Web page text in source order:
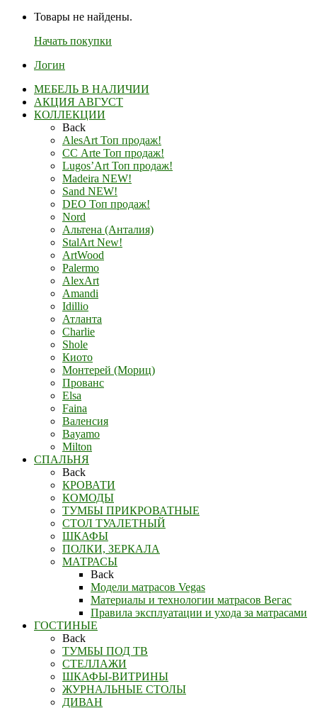
Товары не найдены.
Начать покупки
Логин
МЕБЕЛЬ В НАЛИЧИИ
АКЦИЯ АВГУСТ
КОЛЛЕКЦИИ
Back
AlesArt Топ продаж!
СС Arte Топ продаж!
Lugos’Art Топ продаж!
Madeira NEW!
Sand NEW!
DEO Топ продаж!
Nord
Альтена (Анталия)
StalArt New!
ArtWood
Palermo
AlexArt
Amandi
Idillio
Атланта
Charlie
Shole
Киото
Монтерей (Мориц)
Прованс
Elsa
Faina
Валенсия
Bayamo
Milton
СПАЛЬНЯ
Back
КРОВАТИ
КОМОДЫ
ТУМБЫ ПРИКРОВАТНЫЕ
СТОЛ ТУАЛЕТНЫЙ
ШКАФЫ
ПОЛКИ, ЗЕРКАЛА
МАТРАСЫ
Back
Модели матрасов Vegas
Материалы и технологии матрасов Вегас
Правила эксплуатации и ухода за матрасами
ГОСТИНЫЕ
Back
ТУМБЫ ПОД ТВ
СТЕЛЛАЖИ
ШКАФЫ-ВИТРИНЫ
ЖУРНАЛЬНЫЕ СТОЛЫ
ДИВАН